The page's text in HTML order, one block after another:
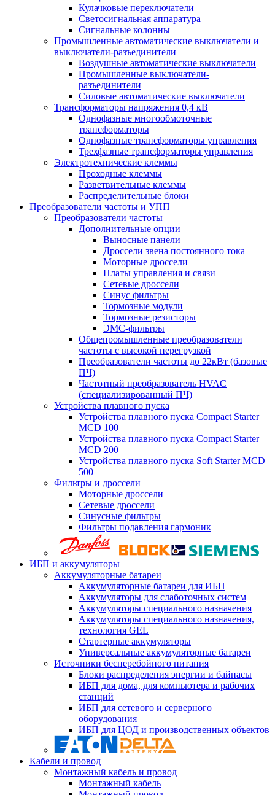
Кулачковые переключатели
Светосигнальная аппаратура
Сигнальные колонны
Промышленные автоматические выключатели и
выключатели-разъединители
Воздушные автоматические выключатели
Промышленные выключатели-
разъединители
Силовые автоматические выключатели
Трансформаторы напряжения 0,4 кВ
Однофазные многообмоточные
трансформаторы
Однофазные трансформаторы управления
Трехфазные трансформаторы управления
Электротехнические клеммы
Проходные клеммы
Разветвительные клеммы
Распределительные блоки
Преобразователи частоты и УПП
Преобразователи частоты
Дополнительные опции
Выносные панели
Дроссели звена постоянного тока
Моторные дроссели
Платы управления и связи
Сетевые дроссели
Синус фильтры
Тормозные модули
Тормозные резисторы
ЭМС-фильтры
Общепромышленные преобразователи
частоты с высокой перегрузкой
Преобразователи частоты до 22кВт (базовые
ПЧ)
Частотный преобразователь HVAC
(специализированный ПЧ)
Устройства плавного пуска
Устройства плавного пуска Compact Starter
MCD 100
Устройства плавного пуска Compact Starter
MCD 200
Устройства плавного пуска Soft Starter MCD
500
Фильтры и дроссели
Моторные дроссели
Сетевые дроссели
Синусные фильтры
Фильтры подавления гармоник
ИБП и аккумуляторы
Аккумуляторные батареи
Аккумуляторные батареи для ИБП
Аккумуляторы для слаботочных систем
Аккумуляторы специального назначения
Аккумуляторы специального назначения,
технология GEL
Стартерные аккумуляторы
Универсальные аккумуляторные батареи
Источники бесперебойного питания
Блоки распределения энергии и байпасы
ИБП для дома, для компьютера и рабочих
станций
ИБП для сетевого и серверного
оборудования
ИБП для ЦОД и производственных объектов
Кабели и провод
Монтажный кабель и провод
Монтажный кабель